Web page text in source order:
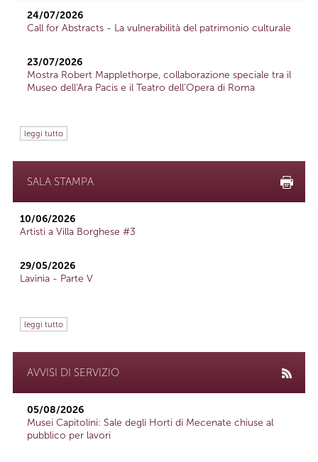
24/07/2026
Call for Abstracts - La vulnerabilità del patrimonio culturale
23/07/2026
Mostra Robert Mapplethorpe, collaborazione speciale tra il
Museo dell'Ara Pacis e il Teatro dell'Opera di Roma
leggi tutto
SALA STAMPA
10/06/2026
Artisti a Villa Borghese #3
29/05/2026
Lavinia - Parte V
leggi tutto
AVVISI DI SERVIZIO
05/08/2026
Musei Capitolini: Sale degli Horti di Mecenate chiuse al
pubblico per lavori